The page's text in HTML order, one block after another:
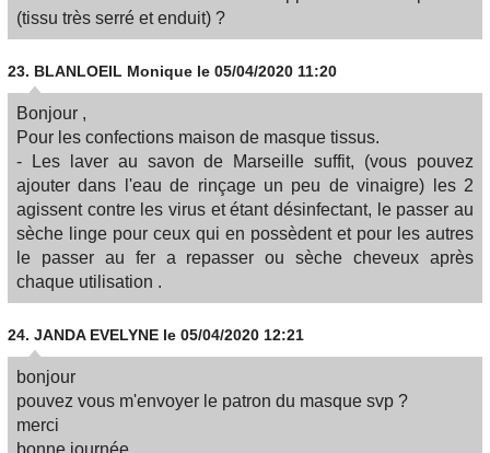
(tissu très serré et enduit) ?
23. BLANLOEIL Monique le 05/04/2020 11:20
Bonjour ,
Pour les confections maison de masque tissus.
- Les laver au savon de Marseille suffit, (vous pouvez
ajouter dans l'eau de rinçage un peu de vinaigre) les 2
agissent contre les virus et étant désinfectant, le passer au
sèche linge pour ceux qui en possèdent et pour les autres
le passer au fer a repasser ou sèche cheveux après
chaque utilisation .
24. JANDA EVELYNE le 05/04/2020 12:21
bonjour
pouvez vous m'envoyer le patron du masque svp ?
merci
bonne journée